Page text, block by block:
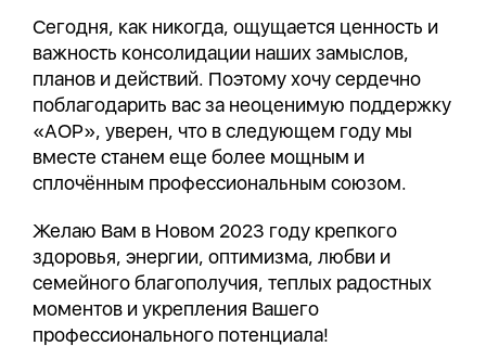
Сегодня, как никогда, ощущается ценность и
важность консолидации наших замыслов,
планов и действий. Поэтому хочу сердечно
поблагодарить вас за неоценимую поддержку
«АОР», уверен, что в следующем году мы
вместе станем еще более мощным и
сплочённым профессиональным союзом.
Желаю Вам в Новом 2023 году крепкого
здоровья, энергии, оптимизма, любви и
семейного благополучия, теплых радостных
моментов и укрепления Вашего
профессионального потенциала!